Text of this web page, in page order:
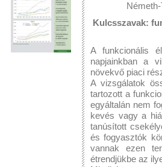
Kulcsszavak:
A funkcionális
napjainkban a
növekvő piaci
A vizsgálatok
tartozott a
egyáltalán nem
kevés vagy a
tanúsított
és fogyasztók
vannak ezen
étrendjükbe az